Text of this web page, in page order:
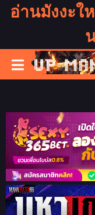
อ่านมังงะใ